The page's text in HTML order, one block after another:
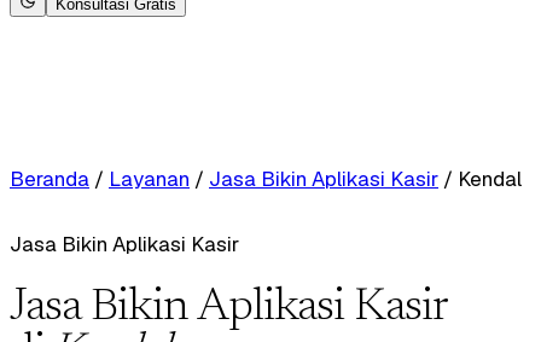
Konsultasi Gratis
Beranda / Layanan / Jasa Bikin Aplikasi Kasir / Kendal
Jasa Bikin Aplikasi Kasir
Jasa Bikin Aplikasi Kasir